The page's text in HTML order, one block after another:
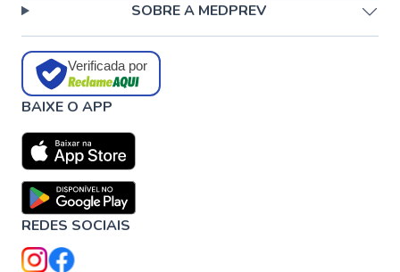
SOBRE A MEDPREV
Verificada por
BAIXE O APP
REDES SOCIAIS